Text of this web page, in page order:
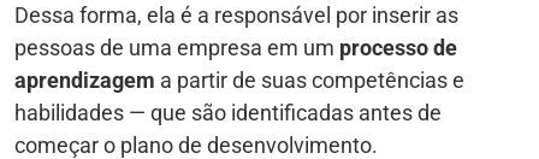
Dessa forma, ela é a responsável por inserir as
pessoas de uma empresa em um processo de
aprendizagem a partir de suas competências e
habilidades — que são identificadas antes de
começar o plano de desenvolvimento.